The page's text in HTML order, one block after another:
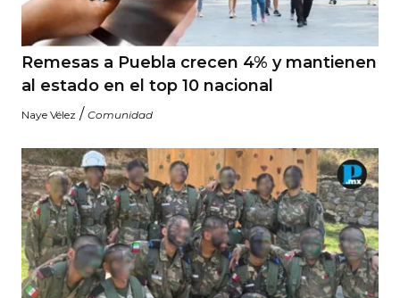
Remesas a Puebla crecen 4% y mantienen
al estado en el top 10 nacional
Naye Vélez / Comunidad